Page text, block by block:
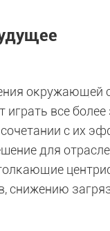
окружающей
все
с их
для
снижению